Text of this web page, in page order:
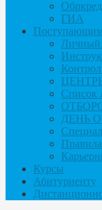
ГИА
Поступающим
Личный
Список
ДЕНЬ
Курсы
Абитуриенту